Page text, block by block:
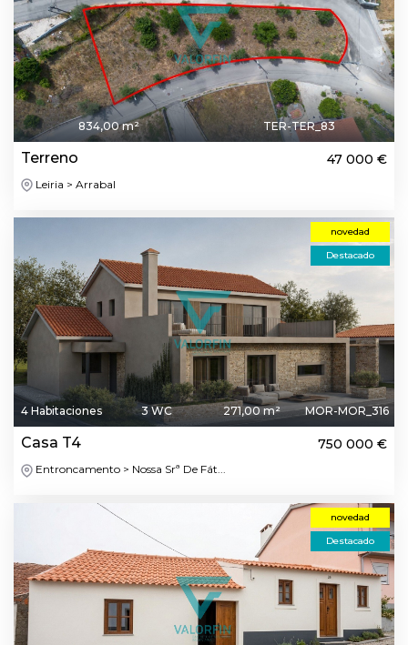
834,00 m² TER-TER_83
Terreno 47 000 €
Leiria > Arrabal
novedad
Destacado
4 Habitaciones 3 WC 271,00 m² MOR-MOR_316
Casa T4 750 000 €
Entroncamento > Nossa Srª De Fát...
novedad
Destacado